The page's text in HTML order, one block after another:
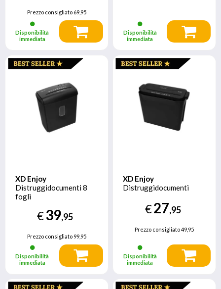
Prezzo consigliato69,95
Disponibilità
immediata
Disponibilità
immediata
XD Enjoy
Distruggidocumenti 8
fogli
€39,95
Prezzo consigliato99,95
Disponibilità
immediata
XD Enjoy
Distruggidocumenti
€27,95
Prezzo consigliato49,95
Disponibilità
immediata